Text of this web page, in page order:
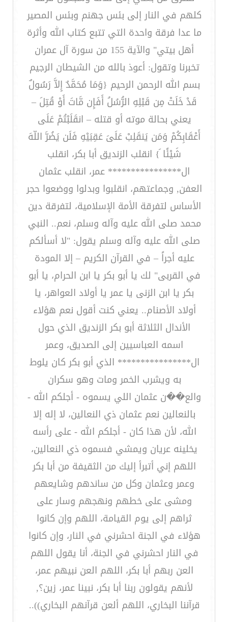
كلهم في النار إلى بئس جهنم وبئس المصير
ما عدا فرقة واحدة التي تتبع كتاب الله وأثرة
أهل بيتي" والآية 155 من سورة آل عمران
تخبرنا وتقول: أعوذ بالله من الشيطان الرجيم
بسم الله الرحمن الرحيم {وَمَا مُحَمَّدٌ إِلاَّ رَسُولٌ
قَدْ خَلَتْ مِن قَبْلِهِ الرُّسُلُ أَفَإِن مَّاتَ أَوْ قُتِلَ –
يعني بحالة موته أو قتله – انقَلَبْتُمْ عَلَى
أَعْقَابِكُمْ وَمَن يَنقَلِبْ عَلَىَ عَقِبَيْهِ فَلَن يَضُرَّ اللّهَ
شَيْئًا َ} انقلب الزنديق أبا بكر، انقلب
ال**************** عمر، انقلب عثمان
العفن, وجماعتهم، انقلبوا وبدلوا ووضعوا حجر
الأساس لتفرقة الأمة الإسلامية، لتفرقة دين
محمد صلى الله عليه وآله وسلم، نعم.. النبي
صلى الله عليه وآله وسلم يقول: "لا أسألكم
عليه أجراً – في القرآن الكريم – إلا المودة
في القربى" لك يا أبو بكر يا ابن الحرام، يا أبو
بكر يا ابن الزنى يا عمر يا أولاد العواهر، يا
أولاد الأصنام.. يعني كنت أقول نعم هؤلاء
الأندال الثلاثة أبو بكر الزنديق الذي حول
اسمه العباسيين إلى الصديق، وعمر
ال**************** الذي أبو بكر كان يلوط
به ويشرب الخمر ومات وهو سكران
والع��ن عثمان اللي يسموه - أجلكم الله -
بالنعالين نعم عثمان ذي النعالين، لا إله إلا
الله، لأن هذا كان - أجلكم الله - على رأسه
يخلينه عريان ويمشي فسموه ذي النعالين،
اللهم إني أتبرأ إليك من الثقيفة من أبا بكر
وعمر وعثمان وكل من ساندهم وشايعهم
ومشى على خطهم ونهجهم وسار على
ثراهم إلى يوم القيامة، اللهم وإن كانوا
هؤلاء في الجنة احشرني في النار، وإن كانوا
في النار احشرني في الجنة، أنا يقول اللهم
العن ربهم أبا بكر، اللهم العن نبيهم عمر،
لأنهم يقولون ربنا أبا بكر، نبينا عمر، زين؟,
قرآننا البخاري، اللهم ألعن قرآنهم البخاري))..